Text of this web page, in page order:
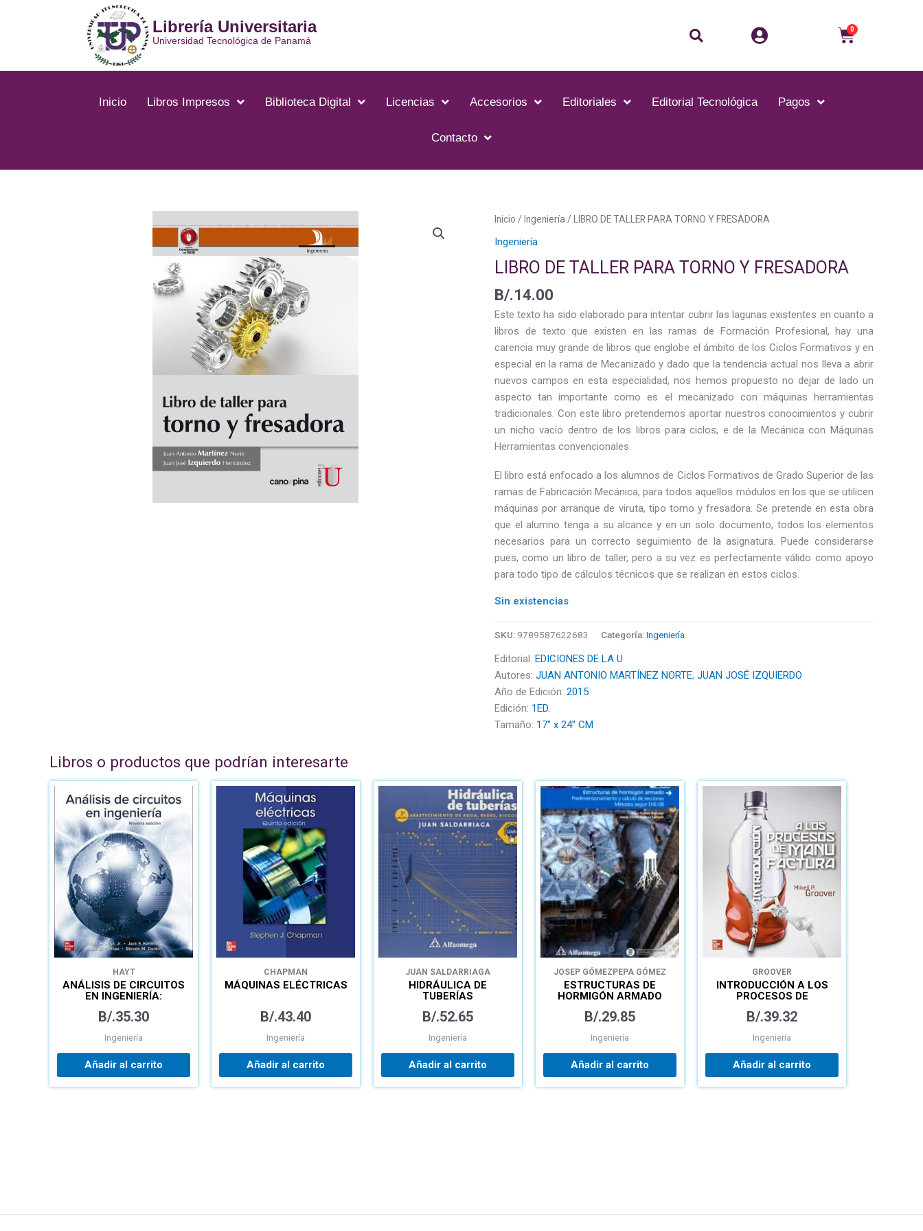
Librería Universitaria
Universidad Tecnológica de Panamá Buscar 0Carrito
Inicio Libros Impresos Biblioteca Digital Licencias Accesorios Editoriales Editorial Tecnológica Pagos
Contacto
Inicio / Ingeniería / LIBRO DE TALLER PARA TORNO Y FRESADORA
Ingeniería
LIBRO DE TALLER PARA TORNO Y FRESADORA
B/.14.00
Este texto ha sido elaborado para intentar cubrir las lagunas existentes en cuanto a
libros de texto que existen en las ramas de Formación Profesional, hay una
carencia muy grande de libros que englobe el ámbito de los Ciclos Formativos y en
especial en la rama de Mecanizado y dado que la tendencia actual nos lleva a abrir
nuevos campos en esta especialidad, nos hemos propuesto no dejar de lado un
aspecto tan importante como es el mecanizado con máquinas herramientas
tradicionales. Con este libro pretendemos aportar nuestros conocimientos y cubrir
un nicho vacío dentro de los libros para ciclos, e de la Mecánica con Máquinas
Herramientas convencionales.
El libro está enfocado a los alumnos de Ciclos Formativos de Grado Superior de las
ramas de Fabricación Mecánica, para todos aquellos módulos en los que se utilicen
máquinas por arranque de viruta, tipo torno y fresadora. Se pretende en esta obra
que el alumno tenga a su alcance y en un solo documento, todos los elementos
necesarios para un correcto seguimiento de la asignatura. Puede considerarse
pues, como un libro de taller, pero a su vez es perfectamente válido como apoyo
para todo tipo de cálculos técnicos que se realizan en estos ciclos.
Sin existencias
SKU: 9789587622683 Categoría:Ingeniería
Editorial: EDICIONES DE LA U
Autores: JUAN ANTONIO MARTÍNEZ NORTE, JUAN JOSÉ IZQUIERDO
Año de Edición: 2015
Edición: 1ED.
Tamaño: 17" x 24" CM
Libros o productos que podrían interesarte
HAYT
ANÁLISIS DE CIRCUITOS
EN INGENIERÍA:
B/.35.30
Ingeniería
Añadir al carrito
CHAPMAN
MÁQUINAS ELÉCTRICAS
B/.43.40
Ingeniería
Añadir al carrito
JUAN SALDARRIAGA
HIDRÁULICA DE
TUBERÍAS
AGUA, REDES, RIEGOS
B/.52.65
Ingeniería
Añadir al carrito
JOSEP GÓMEZPEPA GÓMEZ
ESTRUCTURAS DE
HORMIGÓN ARMADO
Y CÁLCULO DE
SEGÚN EHE-08
B/.29.85
Ingeniería
Añadir al carrito
GROOVER
INTRODUCCIÓN A LOS
PROCESOS DE
B/.39.32
Ingeniería
Añadir al carrito